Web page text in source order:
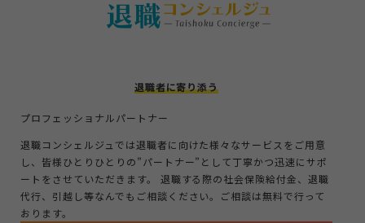
退職者に寄り添う
プロフェッショナルパートナー
退職コンシェルジュでは退職者に向けた様々なサービスをご用意
し、皆様ひとりひとりの”パートナー”として丁寧かつ迅速にサポ
ートをさせていただきます。 退職する際の社会保険給付金、退職
代行、引越し等なんでもご相談ください。ご相談は無料で行って
おります。